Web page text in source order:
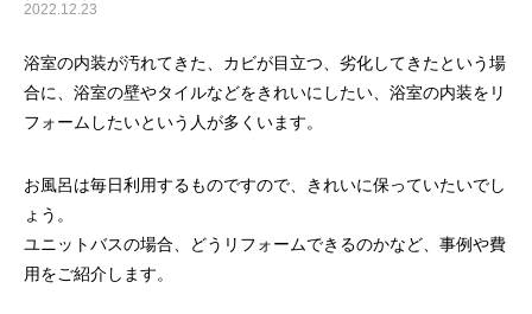
2022.12.23
浴室の内装が汚れてきた、カビが目立つ、劣化してきたという場
合に、浴室の壁やタイルなどをきれいにしたい、浴室の内装をリ
フォームしたいという人が多くいます。
お風呂は毎日利用するものですので、きれいに保っていたいでし
ょう。
ユニットバスの場合、どうリフォームできるのかなど、事例や費
用をご紹介します。